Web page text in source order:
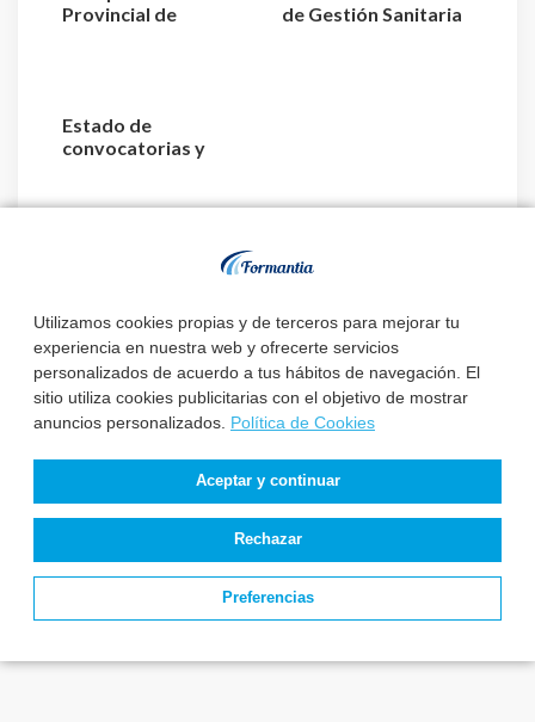
Utilizamos cookies propias y de terceros para mejorar tu
experiencia en nuestra web y ofrecerte servicios
personalizados de acuerdo a tus hábitos de navegación. El
sitio utiliza cookies publicitarias con el objetivo de mostrar
anuncios personalizados. Política de Cookies
Aceptar y continuar
Rechazar
Preferencias
Provincial de
de Gestión Sanitaria
Estado de
convocatorias y